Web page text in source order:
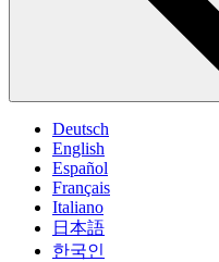
Deutsch
English
Español
Français
Italiano
日本語
한국인